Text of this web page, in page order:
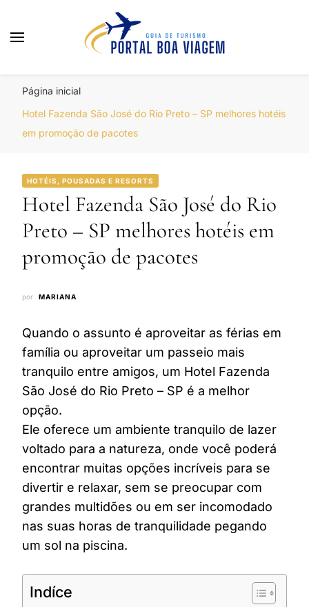
Página inicial
Hotel Fazenda São José do Rio Preto – SP melhores hotéis
em promoção de pacotes
HOTÉIS, POUSADAS E RESORTS
Hotel Fazenda São José do Rio
Preto – SP melhores hotéis em
promoção de pacotes
por MARIANA
Quando o assunto é aproveitar as férias em
família ou aproveitar um passeio mais
tranquilo entre amigos, um Hotel Fazenda
São José do Rio Preto – SP é a melhor
opção.
Ele oferece um ambiente tranquilo de lazer
voltado para a natureza, onde você poderá
encontrar muitas opções incríveis para se
divertir e relaxar, sem se preocupar com
grandes multidões ou em ser incomodado
nas suas horas de tranquilidade pegando
um sol na piscina.
Indíce